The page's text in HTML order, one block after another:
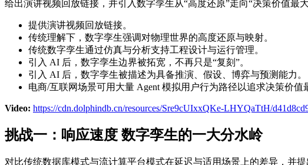
给出演讲视频回放链接，并引入数字孪生从“高度还原”走向“决策价值最大
提供演讲视频回放链接。
传统理解下，数字孪生强调对物理世界的高度还原与映射。
传统数字孪生通过仿真与分析支持工程设计与运行管理。
引入 AI 后，数字孪生边界被拓宽，不再只是“复刻”。
引入 AI 后，数字孪生被描述为具备推演、假设、博弈与预测能力。
电商/互联网场景可用大量 Agent 模拟用户行为路径以追求决策价值
Video: https://cdn.dolphindb.cn/resources/Sre9cUIxxQKe-LHYQaTtH/
挑战一：响应速度 数字孪生的一大分水岭
对比传统数据库模式与流计算平台模式在延迟与适用场景上的差异，并提